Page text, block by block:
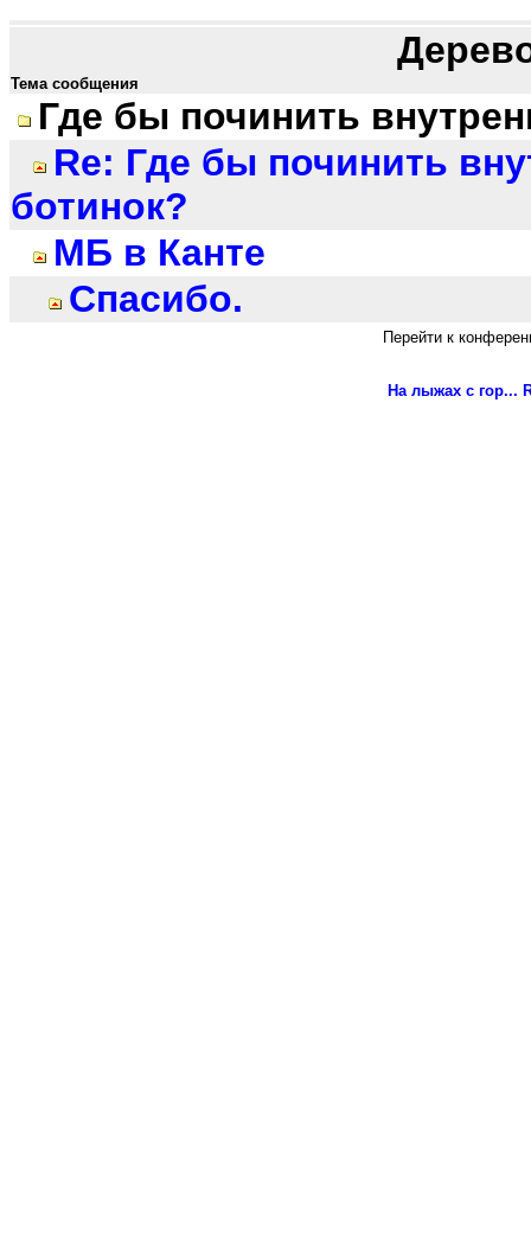
Тема сообщения
Где бы починить
Re: Где бы починить
ботинок?
МБ в Канте
Спасибо.
Перейти к
На лыжах с гор...